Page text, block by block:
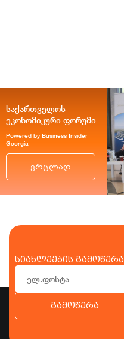
საქართველოს
ეკონომიკური ფორუმი
Powered by Business Insider
Georgia
ვრცლად
სიახლეების გამოწერა
გამოწერა